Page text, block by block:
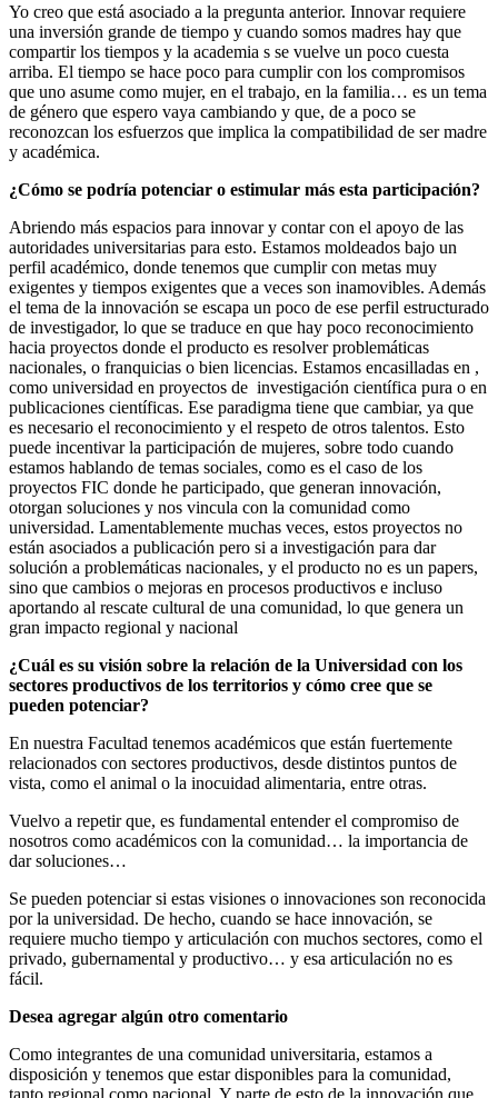
Yo creo que está asociado a la pregunta anterior. Innovar requiere
una inversión grande de tiempo y cuando somos madres hay que
compartir los tiempos y la academia s se vuelve un poco cuesta
arriba. El tiempo se hace poco para cumplir con los compromisos
que uno asume como mujer, en el trabajo, en la familia… es un tema
de género que espero vaya cambiando y que, de a poco se
reconozcan los esfuerzos que implica la compatibilidad de ser madre
y académica.
¿Cómo se podría potenciar o estimular más esta participación?
Abriendo más espacios para innovar y contar con el apoyo de las
autoridades universitarias para esto. Estamos moldeados bajo un
perfil académico, donde tenemos que cumplir con metas muy
exigentes y tiempos exigentes que a veces son inamovibles. Además
el tema de la innovación se escapa un poco de ese perfil estructurado
de investigador, lo que se traduce en que hay poco reconocimiento
hacia proyectos donde el producto es resolver problemáticas
nacionales, o franquicias o bien licencias. Estamos encasilladas en ,
como universidad en proyectos de investigación científica pura o en
publicaciones científicas. Ese paradigma tiene que cambiar, ya que
es necesario el reconocimiento y el respeto de otros talentos. Esto
puede incentivar la participación de mujeres, sobre todo cuando
estamos hablando de temas sociales, como es el caso de los
proyectos FIC donde he participado, que generan innovación,
otorgan soluciones y nos vincula con la comunidad como
universidad. Lamentablemente muchas veces, estos proyectos no
están asociados a publicación pero si a investigación para dar
solución a problemáticas nacionales, y el producto no es un papers,
sino que cambios o mejoras en procesos productivos e incluso
aportando al rescate cultural de una comunidad, lo que genera un
gran impacto regional y nacional
¿Cuál es su visión sobre la relación de la Universidad con los
sectores productivos de los territorios y cómo cree que se
pueden potenciar?
En nuestra Facultad tenemos académicos que están fuertemente
relacionados con sectores productivos, desde distintos puntos de
vista, como el animal o la inocuidad alimentaria, entre otras.
Vuelvo a repetir que, es fundamental entender el compromiso de
nosotros como académicos con la comunidad… la importancia de
dar soluciones…
Se pueden potenciar si estas visiones o innovaciones son reconocida
por la universidad. De hecho, cuando se hace innovación, se
requiere mucho tiempo y articulación con muchos sectores, como el
privado, gubernamental y productivo… y esa articulación no es
fácil.
Desea agregar algún otro comentario
Como integrantes de una comunidad universitaria, estamos a
disposición y tenemos que estar disponibles para la comunidad,
tanto regional como nacional. Y parte de esto de la innovación que